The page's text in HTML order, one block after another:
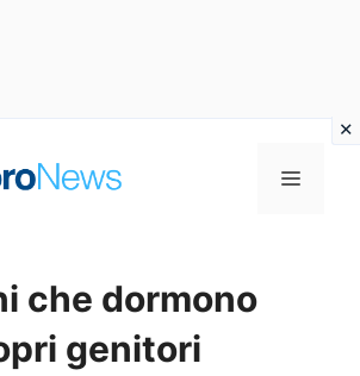
Menu
che dormono
genitori